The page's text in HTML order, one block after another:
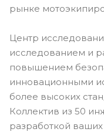
рынке
Центр
исследованием и
повышением
инновационными
более высоких
Коллектив из 50
разработкой